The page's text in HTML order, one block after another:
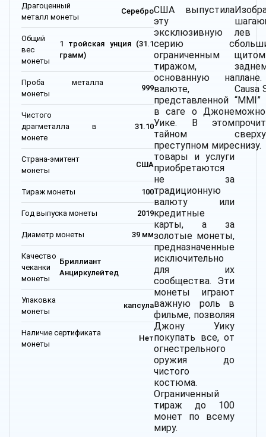
Драгоценный
металл монеты
Серебро
Общий
вес
монеты
1 тройская унция (31.1
грамм)
Проба металла
монеты
999
Чистого
драгметалла в
монете
31.10
Страна-эмитент
монеты
США
Тираж монеты 100
Год выпуска монеты 2019
Диаметр монеты 39 мм
Качество
чеканки
монеты
Бриллиант
Анциркулейтед
Упаковка
монеты
капсула
Наличие сертификата
монеты
Нет
США выпустила
эту
эксклюзивную
серию с
ограниченным
тиражом,
основанную на
валюте,
представленной
в саге о Джоне
Уике. В этом
тайном
преступном мире
товары и услуги
приобретаются
не за
традиционную
валюту или
кредитные
карты, а за
золотые монеты,
предназначенные
исключительно
для их
сообщества. Эти
монеты играют
важную роль в
фильме, позволяя
Джону Уику
покупать все, от
огнестрельного
оружия до
чистого
костюма.
Ограниченный
тираж до 100
монет по всему
миру.
плане.
Causa
“MMI”
можно
снизу.